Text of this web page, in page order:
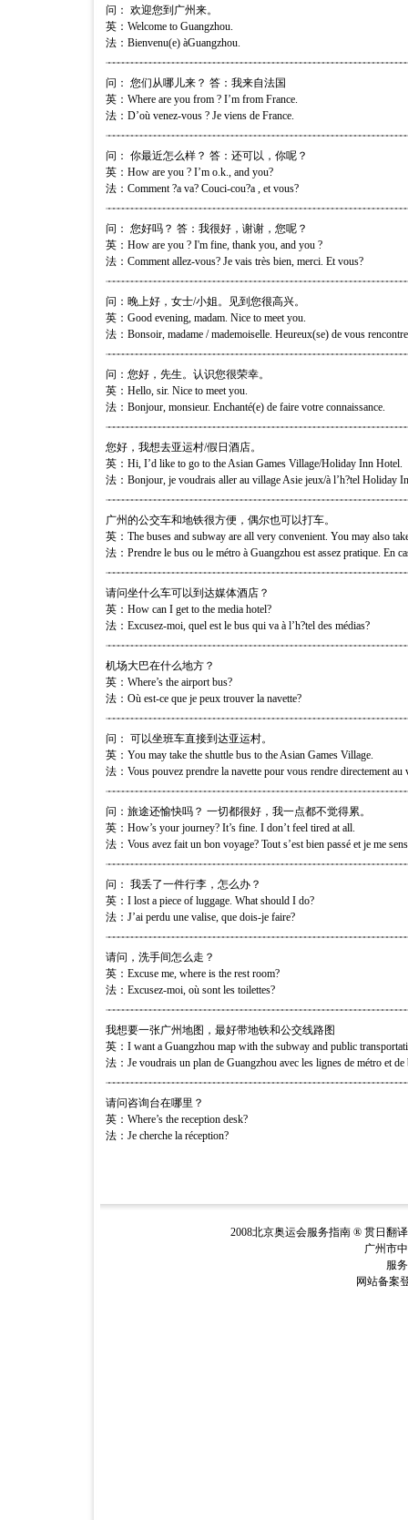
问： 欢迎您到广州来。
英：Welcome to Guangzhou.
法：Bienvenu(e) àGuangzhou.
问： 您们从哪儿来？ 答：我来自法国
英：Where are you from ? I’m from France.
法：D’où venez-vous ? Je viens de France.
问： 你最近怎么样？ 答：还可以，你呢？
英：How are you ? I’m o.k., and you?
法：Comment ?a va? Couci-cou?a , et vous?
问： 您好吗？ 答：我很好，谢谢，您呢？
英：How are you ? I'm fine, thank you, and you ?
法：Comment allez-vous? Je vais très bien, merci. Et vous?
问：晚上好，女士/小姐。见到您很高兴。
英：Good evening, madam. Nice to meet you.
法：Bonsoir, madame / mademoiselle. Heureux(se) de vous
问：您好，先生。认识您很荣幸。
英：Hello, sir. Nice to meet you.
法：Bonjour, monsieur. Enchanté(e) de faire votre connaissance.
您好，我想去亚运村/假日酒店。
英：Hi, I’d like to go to the Asian Games Village/Holiday Inn Hotel.
法：Bonjour, je voudrais aller au village Asie jeux/à l’h?tel Holiday
广州的公交车和地铁很方便，偶尔也可以打车。
英：The buses and subway are all very convenient. You may also
法：Prendre le bus ou le métro à Guangzhou est assez pratique. En
请问坐什么车可以到达媒体酒店？
英：How can I get to the media hotel?
法：Excusez-moi, quel est le bus qui va à l’h?tel des médias?
机场大巴在什么地方？
英：Where’s the airport bus?
法：Où est-ce que je peux trouver la navette?
问： 可以坐班车直接到达亚运村。
英：You may take the shuttle bus to the Asian Games Village.
法：Vous pouvez prendre la navette pour vous rendre directement au
问：旅途还愉快吗？ 一切都很好，我一点都不觉得累。
英：How’s your journey? It’s fine. I don’t feel tired at all.
法：Vous avez fait un bon voyage? Tout s’est bien passé et je me
问： 我丢了一件行李，怎么办？
英：I lost a piece of luggage. What should I do?
法：J’ai perdu une valise, que dois-je faire?
请问，洗手间怎么走？
英：Excuse me, where is the rest room?
法：Excusez-moi, où sont les toilettes?
我想要一张广州地图，最好带地铁和公交线路图
英：I want a Guangzhou map with the subway and public
法：Je voudrais un plan de Guangzhou avec les lignes de métro et de
请问咨询台在哪里？
英：Where’s the reception desk?
法：Je cherche la réception?
2008北京奥运会服务指南 ® 贯日翻
广州市
服
网站备案